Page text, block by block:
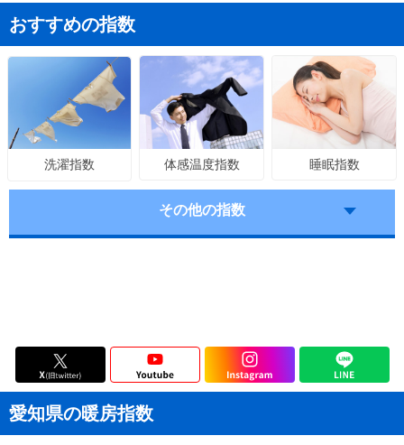
おすすめの指数
洗濯指数 体感温度指数 睡眠指数
その他の指数
愛知県の暖房指数